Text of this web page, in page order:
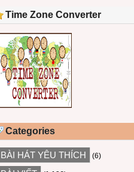
Time Zone Converter
Categories
BÀI HÁT YÊU THÍCH (6)